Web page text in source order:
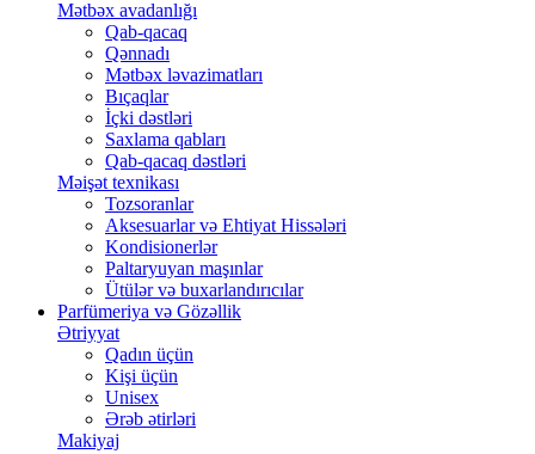
Mətbəx avadanlığı
Qab-qacaq
Qənnadı
Mətbəx ləvazimatları
Bıçaqlar
İçki dəstləri
Saxlama qabları
Qab-qacaq dəstləri
Məişət texnikası
Tozsoranlar
Aksesuarlar və Ehtiyat Hissələri
Kondisionerlər
Paltaryuyan maşınlar
Ütülər və buxarlandırıcılar
Parfümeriya və Gözəllik
Ətriyyat
Qadın üçün
Kişi üçün
Unisex
Ərəb ətirləri
Makiyaj